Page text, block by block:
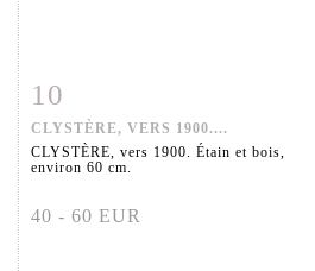
Fiche détaillée
10
CLYSTÈRE, VERS 1900....
CLYSTÈRE, vers 1900. Étain et bois,
environ 60 cm.
40 - 60 EUR